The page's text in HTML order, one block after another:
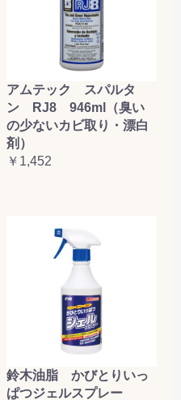
アムテック スパルタ
ン RJ8 946ml（臭い
の少ないカビ取り・漂白
剤）
￥1,452
鈴木油脂 かびとりいっ
ぱつジェルスプレー